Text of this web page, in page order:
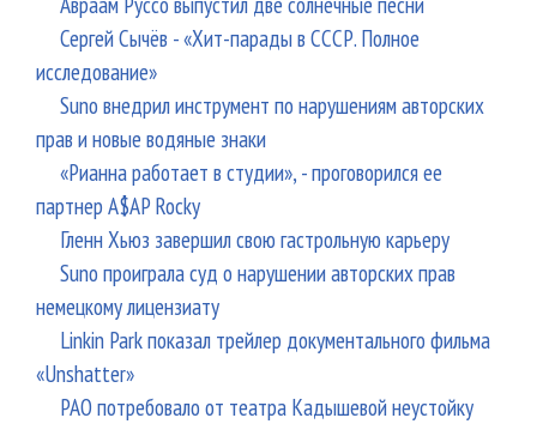
Сергей Сычёв - «Хит-парады в СССР. Полное
исследование»
Suno внедрил инструмент по нарушениям авторских
прав и новые водяные знаки
«Рианна работает в студии», - проговорился ее
партнер A$AP Rocky
Гленн Хьюз завершил свою гастрольную карьеру
Suno проиграла суд о нарушении авторских прав
немецкому лицензиату
Linkin Park показал трейлер документального фильма
«Unshatter»
РАО потребовало от театра Кадышевой неустойку